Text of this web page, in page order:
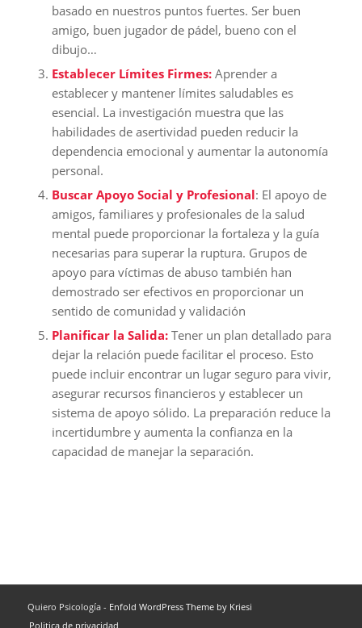
basado en nuestros puntos fuertes. Ser buen
amigo, buen jugador de pádel, bueno con el
dibujo…
Establecer Límites Firmes:Aprender a
establecer y mantener límites saludables es
esencial. La investigación muestra que las
habilidades de asertividad pueden reducir la
dependencia emocional y aumentar la autonomía
personal.
Buscar Apoyo Social y Profesional: El apoyo de
amigos, familiares y profesionales de la salud
mental puede proporcionar la fortaleza y la guía
necesarias para superar la ruptura. Grupos de
apoyo para víctimas de abuso también han
demostrado ser efectivos en proporcionar un
sentido de comunidad y validación
Planificar la Salida:Tener un plan detallado para
dejar la relación puede facilitar el proceso. Esto
puede incluir encontrar un lugar seguro para vivir,
asegurar recursos financieros y establecer un
sistema de apoyo sólido. La preparación reduce la
incertidumbre y aumenta la confianza en la
capacidad de manejar la separación.
Quiero Psicología - Enfold WordPress Theme by Kriesi
Politica de privacidad